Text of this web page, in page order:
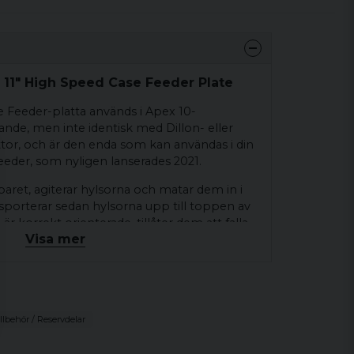
High Speed Case Feeder Plate
Feeder-platta används i Apex 10-
men inte identisk med Dillon- eller
och är den enda som kan användas i din
som nyligen lanserades 2021.
agiterar hylsorna och matar dem in i
sedan hylsorna upp till toppen av
korrekt orienterade, tillåter dem att falla
är upp och ner i fickorna, faller de
hylsor med basen nedåt, vilket är
i omladdningspressen.
Feeder-platta inkluderar en slip-
Visa mer
/ Reservdelar